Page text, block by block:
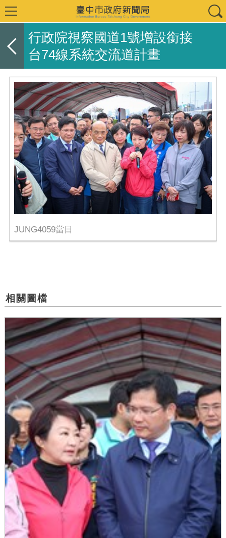
行政院視察國道1號增設銜接
台74線系統交流道計畫
JUNG4059當日
相關圖檔